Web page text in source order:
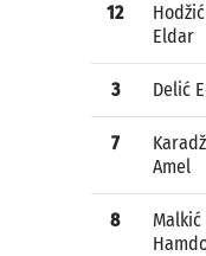
12
Hodžić
Eldar
3 Delić
7
Amel
8
Malkić